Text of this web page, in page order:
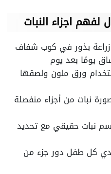
اجزاء النبات
بذور في كوب شفاف
يومًا بعد يوم
ورق ملون ولصقها
نبات من أجزاء منفصلة
نبات حقيقي مع تحديد
كل طفل دور جزء من